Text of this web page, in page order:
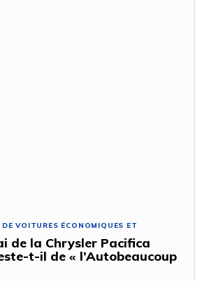
VOITURES ÉCONOMIQUES ET
de la Chrysler Pacifica
t-il de « l’Autobeaucoup